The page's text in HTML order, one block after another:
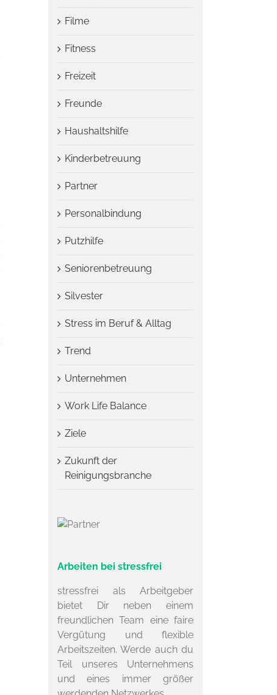
Filme
Fitness
Freizeit
Freunde
Haushaltshilfe
Kinderbetreuung
Partner
Personalbindung
Putzhilfe
Seniorenbetreuung
Silvester
Stress im Beruf & Alltag
Trend
Unternehmen
Work Life Balance
Ziele
Zukunft der
Reinigungsbranche
Arbeiten bei stressfrei
stressfrei als Arbeitgeber
bietet Dir neben einem
freundlichen Team eine faire
Vergütung und flexible
Arbeitszeiten. Werde auch du
Teil unseres Unternehmens
und eines immer größer